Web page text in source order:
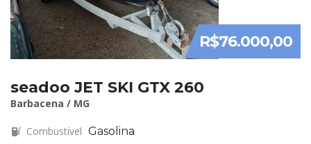
R$76.000,00
seadoo JET SKI GTX 260
Barbacena / MG
Combustível Gasolina